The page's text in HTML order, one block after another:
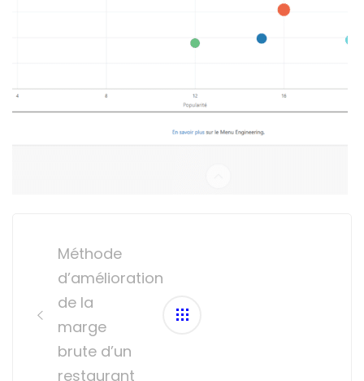
navigationMéthode
d’amélioration
de la
marge
brute d’un
restaurant